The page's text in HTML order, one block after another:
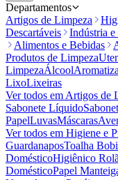
Departamentos
Artigos de Limpeza
Descartáveis
Indústria
Alimentos e Bebidas
Produtos de Limpeza
LimpezaÁlcool
LixoLixeiras
Ver todos em Artigos de
Sabonete Líquido
PapelLuvasMáscaras
Ver todos em Higiene e
GuardanaposToalha
DomésticoHigiênico
DomésticoPapel